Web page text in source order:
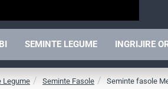
SEMINTE LEGUME INGRIJIRE
Legume Seminte Fasole Seminte fasole